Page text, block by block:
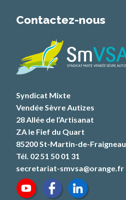
Contactez-nous
Syndicat Mixte
Vendée Sèvre Autizes
28 Allée de l’Artisanat
ZA le Fief du Quart
85200 St-Martin-de-Fraigneau
Tél. 02 51 50 01 31
secretariat-smvsa@orange.fr